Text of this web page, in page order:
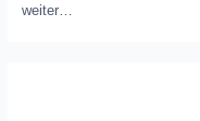
weiter…